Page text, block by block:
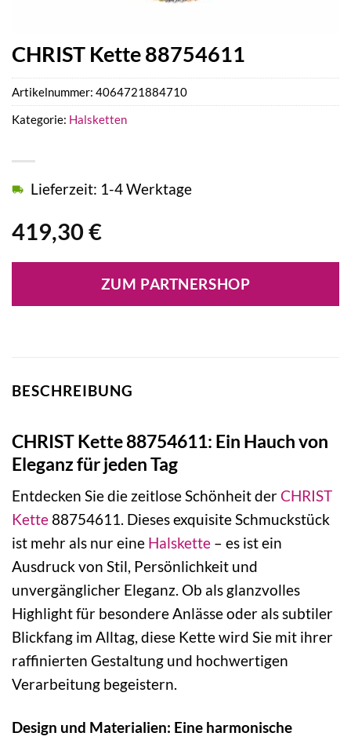
CHRIST Kette 88754611
419,30 €
Lieferzeit: 1-4 Werktage
ZUM PARTNERSHOP
Artikelnummer: 4064721884710
Kategorie: Halsketten
BESCHREIBUNG
CHRIST Kette 88754611: Ein Hauch von
Eleganz für jeden Tag
Entdecken Sie die zeitlose Schönheit derCHRIST
Kette 88754611. Dieses exquisite Schmuckstück
ist mehr als nur eine Halskette – es ist ein
Ausdruck von Stil, Persönlichkeit und
unvergänglicher Eleganz. Ob als glanzvolles
Highlight für besondere Anlässe oder als subtiler
Blickfang im Alltag, diese Kette wird Sie mit ihrer
raffinierten Gestaltung und hochwertigen
Verarbeitung begeistern.
Design und Materialien: Eine harmonische